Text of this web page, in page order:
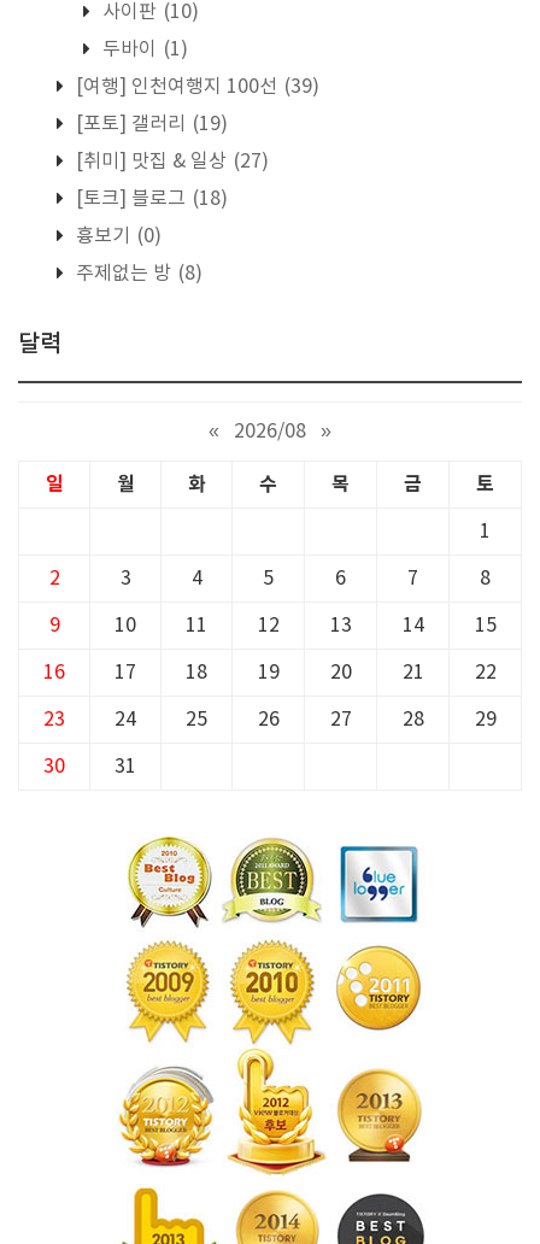
사이판 (10)
두바이
(1)
[여행] 인천여행지 100선 (39)
[포토] 갤러리
(19)
[취미] 맛집 & 일상 (27)
[토크] 블로그 (18)
흉보기
(0)
주제없는 방 (8)
달력
« 2026/08 »
일 월 화 수 목 금 토
1
2 3 4 5 6 7 8
9 10 11 12 13 14 15
16 17 18 19 20 21 22
23 24 25 26 27 28 29
30 31